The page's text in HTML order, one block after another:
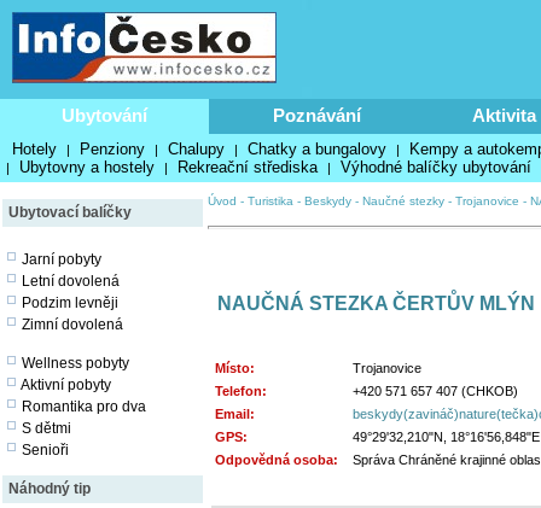
Ubytování Poznávání Aktivita
Hotely | Penziony | Chalupy | Chatky a bungalovy | Kempy a
| Ubytovny a hostely | Rekreační střediska | Výhodné balíčky ubytování
Ubytovací balíčky
Jarní pobyty
Letní dovolená
Podzim levněji
Zimní dovolená
Wellness pobyty
Aktivní pobyty
Romantika pro dva
S dětmi
Senioři
Náhodný tip
Úvod - Turistika - Beskydy - Naučné stezky - Trojanovice -
NAUČNÁ STEZKA ČERTŮV MLÝN
Místo:
Trojanovice
Telefon:
+420 571 657 407 (CHKOB)
Email:
GPS:
49°29'32,210"N, 18°16'56,848"E
Odpovědná osoba:
Správa Chráněné krajinné